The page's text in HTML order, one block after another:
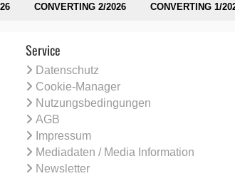
CONVERTING 2/2026
CONVERTING 1/
Service
Datenschutz
Cookie-Manager
Nutzungsbedingungen
AGB
Impressum
Mediadaten / Media Information
Newsletter